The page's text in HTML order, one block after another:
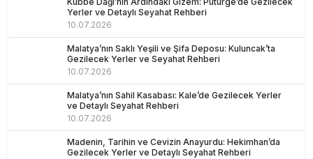
Yerler ve Detaylı Seyahat Rehberi
10.07.2026
Malatya’nın Saklı Yeşili ve Şifa Deposu: Kuluncak’ta
Gezilecek Yerler ve Seyahat Rehberi
10.07.2026
Malatya’nın Sahil Kasabası: Kale’de Gezilecek Yerler
ve Detaylı Seyahat Rehberi
10.07.2026
Madenin, Tarihin ve Cevizin Anayurdu: Hekimhan’da
Gezilecek Yerler ve Detaylı Seyahat Rehberi